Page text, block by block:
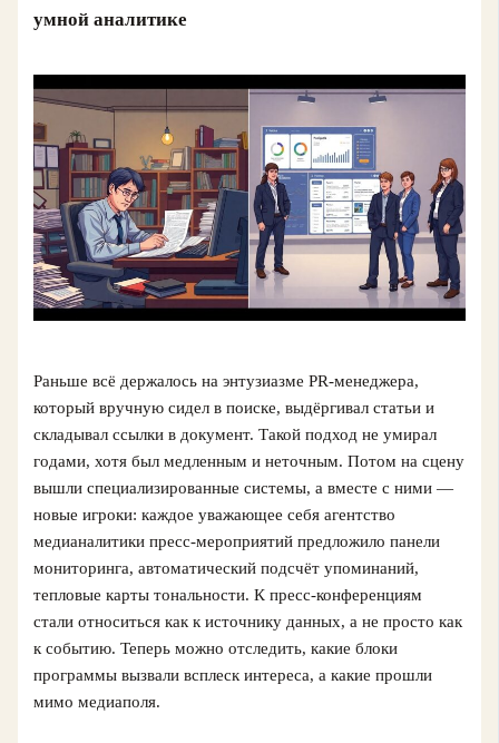
умной аналитике
Раньше всё держалось на энтузиазме PR-менеджера,
который вручную сидел в поиске, выдёргивал статьи и
складывал ссылки в документ. Такой подход не умирал
годами, хотя был медленным и неточным. Потом на сцену
вышли специализированные системы, а вместе с ними —
новые игроки: каждое уважающее себя агентство
медианалитики пресс-мероприятий предложило панели
мониторинга, автоматический подсчёт упоминаний,
тепловые карты тональности. К пресс-конференциям
стали относиться как к источнику данных, а не просто как
к событию. Теперь можно отследить, какие блоки
программы вызвали всплеск интереса, а какие прошли
мимо медиаполя.